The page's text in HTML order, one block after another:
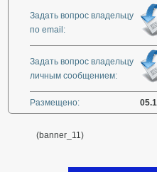
Задать вопрос владельцу
по email:
Задать вопрос владельцу
личным сообщением:
Размещено:
(banner_11)